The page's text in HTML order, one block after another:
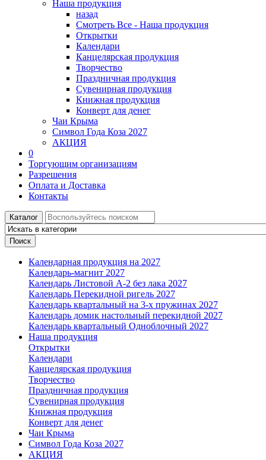
Наша продукция
назад
Смотреть Все - Наша продукция
Открытки
Календари
Канцелярская продукция
Творчество
Праздничная продукция
Сувенирная продукция
Книжная продукция
Конверт для денег
Чаи Крыма
Символ Года Коза 2027
АКЦИЯ
0
Торгующим организациям
Разрешения
Оплата и Доставка
Контакты
Каталог
Поиск
Календарная продукция на 2027
Календарь-магнит 2027
Календарь Листовой А-2 без лака 2027
Календарь Перекидной ригель 2027
Календарь квартальный на 3-х пружинах 2027
Календарь домик настольный перекидной 2027
Календарь квартальный Одноблочный 2027
Наша продукция
Открытки
Календари
Канцелярская продукция
Творчество
Праздничная продукция
Сувенирная продукция
Книжная продукция
Конверт для денег
Чаи Крыма
Символ Года Коза 2027
АКЦИЯ